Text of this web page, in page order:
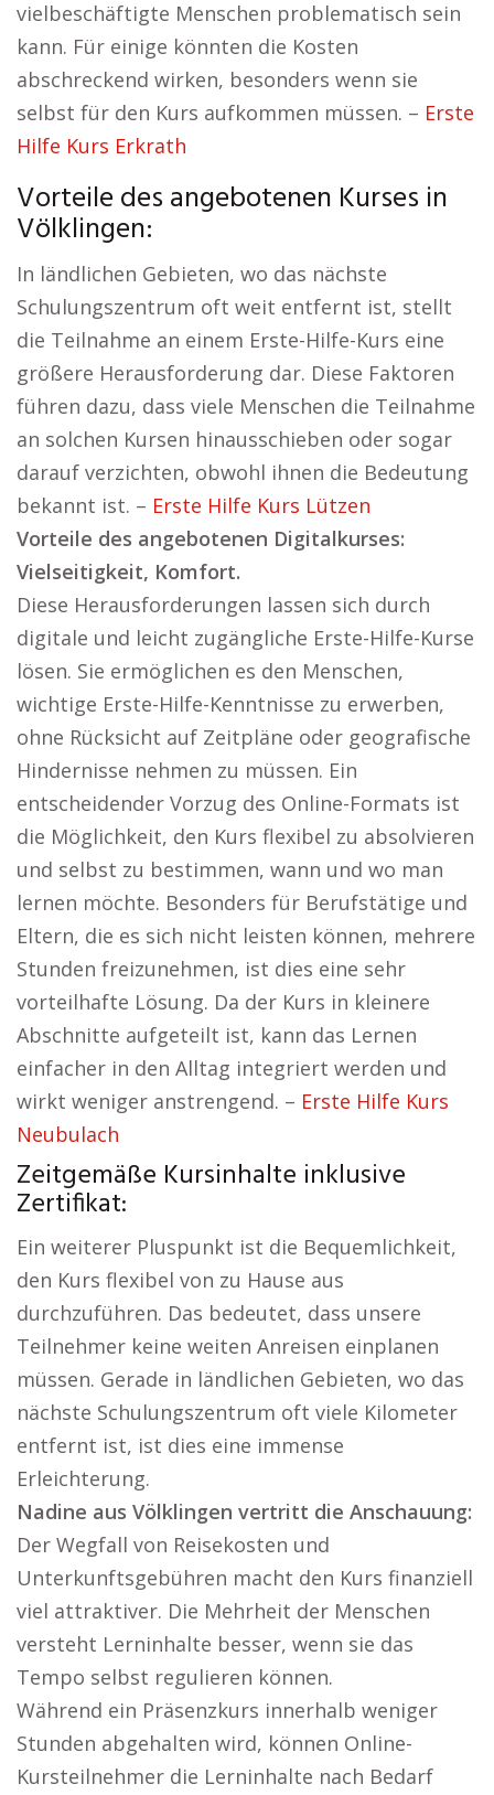
vielbeschäftigte Menschen problematisch sein
kann. Für einige könnten die Kosten
abschreckend wirken, besonders wenn sie
selbst für den Kurs aufkommen müssen. – Erste
Hilfe Kurs Erkrath
Vorteile des angebotenen Kurses in
Völklingen:
In ländlichen Gebieten, wo das nächste
Schulungszentrum oft weit entfernt ist, stellt
die Teilnahme an einem Erste-Hilfe-Kurs eine
größere Herausforderung dar. Diese Faktoren
führen dazu, dass viele Menschen die Teilnahme
an solchen Kursen hinausschieben oder sogar
darauf verzichten, obwohl ihnen die Bedeutung
bekannt ist. – Erste Hilfe Kurs Lützen
Vorteile des angebotenen Digitalkurses:
Vielseitigkeit, Komfort.
Diese Herausforderungen lassen sich durch
digitale und leicht zugängliche Erste-Hilfe-Kurse
lösen. Sie ermöglichen es den Menschen,
wichtige Erste-Hilfe-Kenntnisse zu erwerben,
ohne Rücksicht auf Zeitpläne oder geografische
Hindernisse nehmen zu müssen. Ein
entscheidender Vorzug des Online-Formats ist
die Möglichkeit, den Kurs flexibel zu absolvieren
und selbst zu bestimmen, wann und wo man
lernen möchte. Besonders für Berufstätige und
Eltern, die es sich nicht leisten können, mehrere
Stunden freizunehmen, ist dies eine sehr
vorteilhafte Lösung. Da der Kurs in kleinere
Abschnitte aufgeteilt ist, kann das Lernen
einfacher in den Alltag integriert werden und
wirkt weniger anstrengend. – Erste Hilfe Kurs
Neubulach
Zeitgemäße Kursinhalte inklusive
Zertifikat:
Ein weiterer Pluspunkt ist die Bequemlichkeit,
den Kurs flexibel von zu Hause aus
durchzuführen. Das bedeutet, dass unsere
Teilnehmer keine weiten Anreisen einplanen
müssen. Gerade in ländlichen Gebieten, wo das
nächste Schulungszentrum oft viele Kilometer
entfernt ist, ist dies eine immense
Erleichterung.
Nadine aus Völklingen vertritt die Anschauung:
Der Wegfall von Reisekosten und
Unterkunftsgebühren macht den Kurs finanziell
viel attraktiver. Die Mehrheit der Menschen
versteht Lerninhalte besser, wenn sie das
Tempo selbst regulieren können.
Während ein Präsenzkurs innerhalb weniger
Stunden abgehalten wird, können Online-
Kursteilnehmer die Lerninhalte nach Bedarf